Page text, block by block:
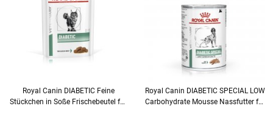
Royal Canin DIABETIC Feine
Stückchen in Soße Frischebeutel für
Royal Canin DIABETIC SPECIAL LOW
Carbohydrate Mousse Nassfutter für